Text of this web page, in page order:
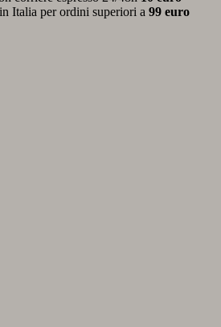
in Italia per ordini superiori a 99 euro